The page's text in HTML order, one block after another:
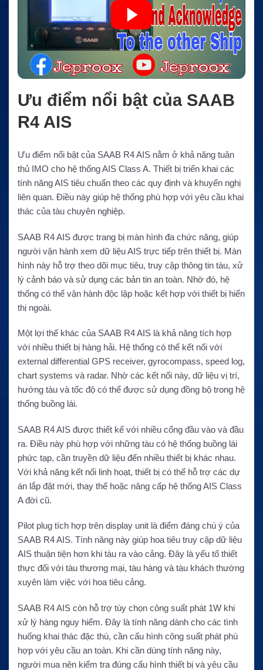
Ưu điểm nổi bật của SAAB
R4 AIS
Ưu điểm nổi bật của SAAB R4 AIS nằm ở khả năng tuân
thủ IMO cho hệ thống AIS Class A. Thiết bị triển khai các
tính năng AIS tiêu chuẩn theo các quy định và khuyến nghị
liên quan. Điều này giúp hệ thống phù hợp với yêu cầu khai
thác của tàu chuyên nghiệp.
SAAB R4 AIS được trang bị màn hình đa chức năng, giúp
người vận hành xem dữ liệu AIS trực tiếp trên thiết bị. Màn
hình này hỗ trợ theo dõi mục tiêu, truy cập thông tin tàu, xử
lý cảnh báo và sử dụng các bản tin an toàn. Nhờ đó, hệ
thống có thể vận hành độc lập hoặc kết hợp với thiết bị hiển
thị ngoài.
Một lợi thế khác của SAAB R4 AIS là khả năng tích hợp
với nhiều thiết bị hàng hải. Hệ thống có thể kết nối với
external differential GPS receiver, gyrocompass, speed log,
chart systems và radar. Nhờ các kết nối này, dữ liệu vị trí,
hướng tàu và tốc độ có thể được sử dụng đồng bộ trong hệ
thống buồng lái.
SAAB R4 AIS được thiết kế với nhiều cổng đầu vào và đầu
ra. Điều này phù hợp với những tàu có hệ thống buồng lái
phức tạp, cần truyền dữ liệu đến nhiều thiết bị khác nhau.
Với khả năng kết nối linh hoạt, thiết bị có thể hỗ trợ các dự
án lắp đặt mới, thay thế hoặc nâng cấp hệ thống AIS Class
A đời cũ.
Pilot plug tích hợp trên display unit là điểm đáng chú ý của
SAAB R4 AIS. Tính năng này giúp hoa tiêu truy cập dữ liệu
AIS thuận tiện hơn khi tàu ra vào cảng. Đây là yếu tố thiết
thực đối với tàu thương mại, tàu hàng và tàu khách thường
xuyên làm việc với hoa tiêu cảng.
SAAB R4 AIS còn hỗ trợ tùy chọn công suất phát 1W khi
xử lý hàng nguy hiểm. Đây là tính năng dành cho các tình
huống khai thác đặc thù, cần cấu hình công suất phát phù
hợp với yêu cầu an toàn. Khi cần dùng tính năng này,
người mua nên kiểm tra đúng cấu hình thiết bị và yêu cầu